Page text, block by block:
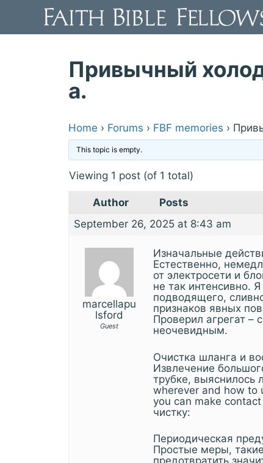
content
Привычный
а.
Home › Forums › FBF memories ›
This topic is empty.
Viewing 1 post (of 1 total)
Author
Posts
September 26, 2025 at 8:43 am
marcellapu
lsford
Guest
Изначальные
Естественно,
от электросети и
не так интенсивно.
подводящего,
признаков явных
Проверил агрегат –
неочевидным.
Очистка шланга и
Извлечение
трубке, выяснилось
wherever and how to
you can make
чистку:
Периодическая
Простые меры,
предотвратить